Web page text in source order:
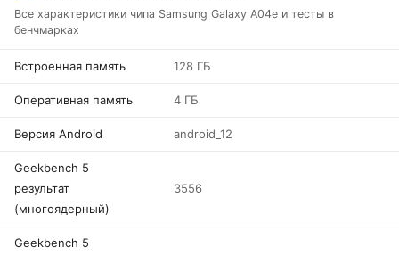
Все характеристики чипа Samsung Galaxy A04e и тесты в
бенчмарках
Встроенная память 128 ГБ
Оперативная память 4 ГБ
Версия Android android_12
Geekbench 5
результат
(многоядерный)
3556
Geekbench 5